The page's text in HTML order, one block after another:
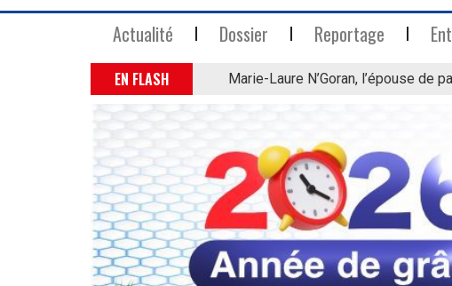
Actualité Dossier Reportage
EN FLASH Marie-Laure N’Goran, l’épouse de